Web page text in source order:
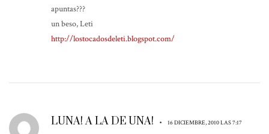
apuntas???
un beso, Leti
http://lostocadosdeleti.blogspot.com/
LUNA! A LA DE UNA! • 16 DICIEMBRE, 2010 LAS 7:17